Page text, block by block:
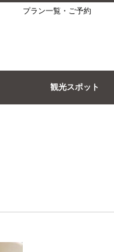
プラン一覧・ご予約
観光スポット